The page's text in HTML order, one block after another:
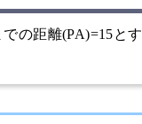
の距離(PA)=15と